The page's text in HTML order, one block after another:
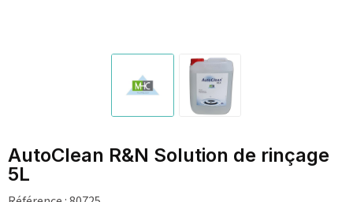
AutoClean R&N Solution de rinçage
5L